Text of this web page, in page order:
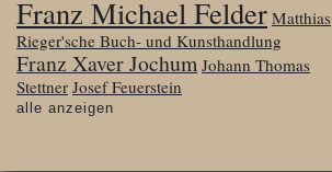
Franz Michael Felder Matthias
Rieger'sche Buch- und Kunsthandlung
Franz Xaver Jochum Johann Thomas
Stettner Josef Feuerstein
alle anzeigen